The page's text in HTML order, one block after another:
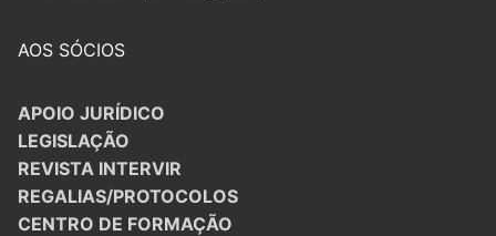
AOS SÓCIOS
APOIO JURÍDICO
LEGISLAÇÃO
REVISTA INTERVIR
REGALIAS/PROTOCOLOS
CENTRO DE FORMAÇÃO